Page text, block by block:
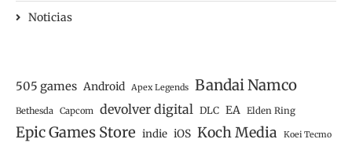
Noticias
505 games Android Apex Legends Bandai Namco
Bethesda Capcom devolver digital DLC EA Elden Ring
Epic Games Store indie iOS Koch Media Koei Tecmo